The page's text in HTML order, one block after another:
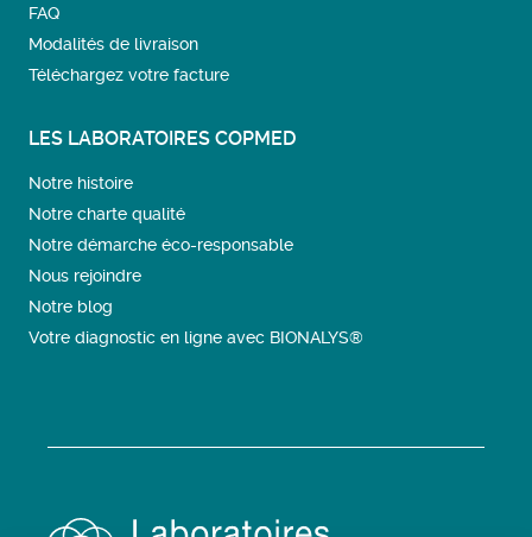
FAQ
Modalités de livraison
Téléchargez votre facture
LES LABORATOIRES COPMED
Notre histoire
Notre charte qualité
Notre démarche éco-responsable
Nous rejoindre
Notre blog
Votre diagnostic en ligne avec BIONALYS®